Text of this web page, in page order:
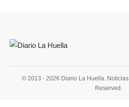
© 2013 - 2026 Diario La Huella.
Reserved.